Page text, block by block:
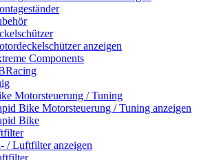
anzeigen
Components
Motorsteuerung / Tuning
Bike Motorsteuerung / Tuning anzeigen
Bike
/ Luftfilter anzeigen